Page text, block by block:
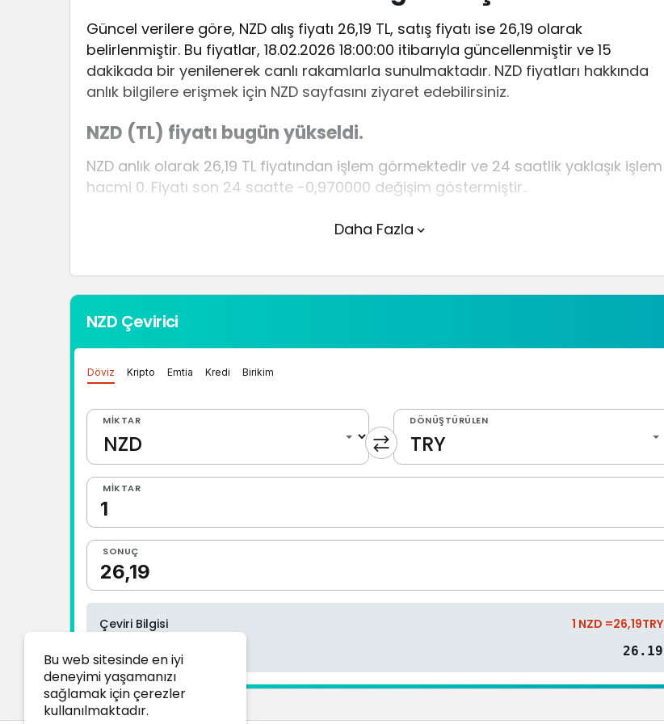
Güncel verilere göre, NZD alış fiyatı 26,19 TL, satış fiyatı ise 26,19 olarak
belirlenmiştir. Bu fiyatlar, 18.02.2026 18:00:00 itibarıyla güncellenmiştir ve 15
dakikada bir yenilenerek canlı rakamlarla sunulmaktadır. NZD fiyatları hakkında
anlık bilgilere erişmek için NZD sayfasını ziyaret edebilirsiniz.
NZD (TL) fiyatı bugün yükseldi.
NZD anlık olarak 26,19 TL fiyatından işlem görmektedir ve 24 saatlik yaklaşık işlem
hacmi 0. Fiyatı son 24 saatte -0,970000 değişim göstermiştir..
NZD hesaplama işlemleri için, sayfanın üstünde yer alan çevirici aracını kullanarak
doğru adrestesiniz..
1 Dolar Kaç TL ?
1 Euro Kaç TL ?
1 CHF Kaç TL ?
1 RUB Kaç TL ?
1 CNY Kaç TL ?
Daha Fazla
NZD Çevirici
Döviz Kripto Emtia Kredi Birikim
MIKTAR DÖNÜŞTÜRÜLEN
MIKTAR
SONUÇ
Çeviri Bilgisi
1 NZD =26,19TRY
Birim Değeri
26.19
Bu web sitesinde en iyi
deneyimi yaşamanızı
sağlamak için çerezler
kullanılmaktadır.